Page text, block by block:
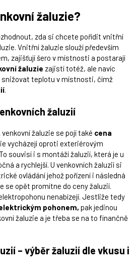
žaluzie?
zda si chcete pořídit vnitřní
Vnitřní žaluzie slouží především
zajišťují šero v místnosti a postarají
žaluzie zajistí totéž, ale navíc
snižovat teplotu v místnosti, čímž
.
žaluzií
žaluzie se pojí také cena
vycházejí oproti exteriérovým
souvisí i s montáží žaluzií, která je u
a rychlejší. U venkovních žaluzií si
ovládání jehož pořízení i následná
se opět promítne do ceny žaluzií.
nenabízejí. Jestliže tedy
pohonem, pak jedinou
žaluzie a je třeba se na to finančně
– výběr žaluzií dle vkusu i